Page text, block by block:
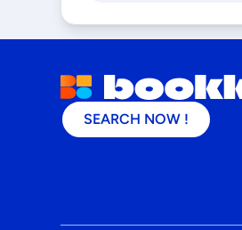
SEARCH NOW !